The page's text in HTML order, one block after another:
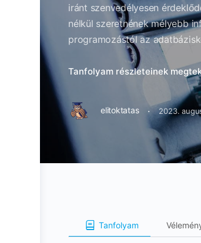
iránt szenvedélyesen
nélkül szeretnének mélyebb
programozástól az
Tanfolyam részleteinek
elitoktatas · 2023.
Tanfolyam